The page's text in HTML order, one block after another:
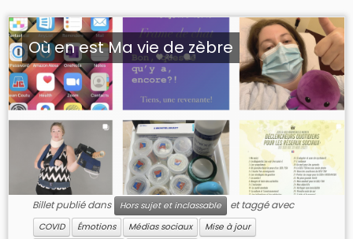
Où en est Ma vie de zèbre
Billet publié dans Hors sujet et inclassable et taggé avec
COVID Émotions Médias sociaux
Mise à jour